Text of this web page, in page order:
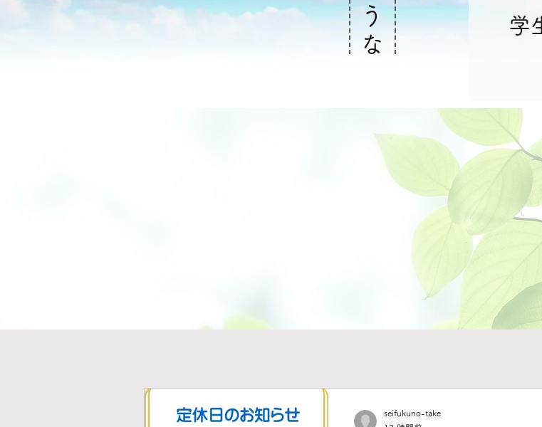
学
う
な
桜井市にある『制服のタケ』です。採寸や買い
袖上げなどのお直し、ボタンや部品など、ささ
い♪ご一緒に最適な制服を選ばせていただきたいと
学校用品で必要な小物（コップ袋、体操服袋、
ンタオル等）の販売もしております。またご希
お待ちしております。
seifukuno-take